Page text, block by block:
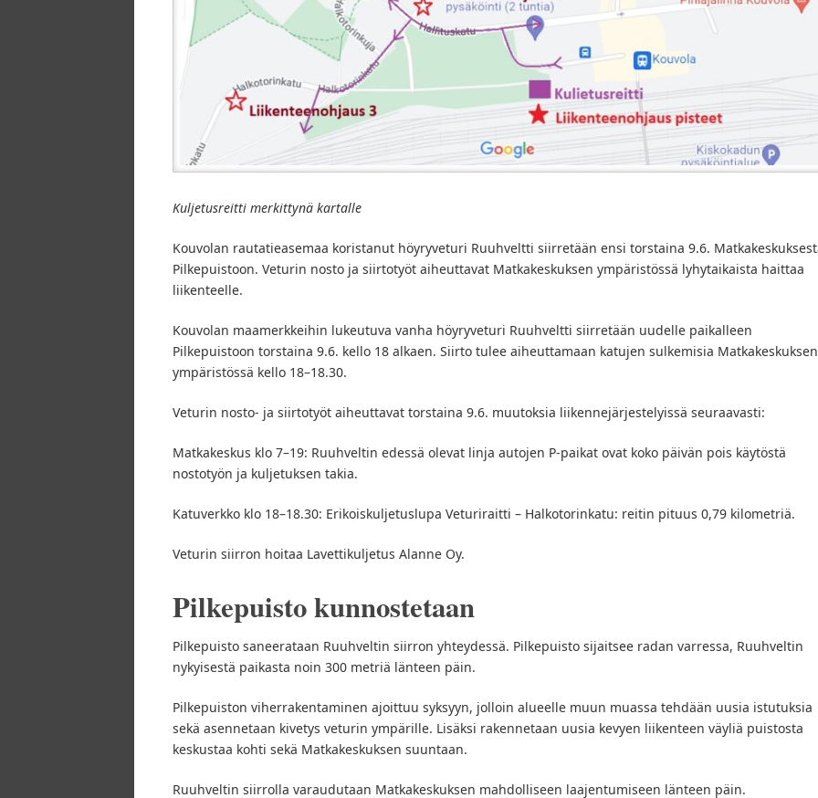
Kuljetusreitti merkittynä kartalle
Kouvolan rautatieasemaa koristanut höyryveturi Ruuhveltti siirretään ensi torstaina 9.6.
Pilkepuistoon. Veturin nosto ja siirtotyöt aiheuttavat Matkakeskuksen ympäristössä lyhytaikaista haittaa
liikenteelle.
Kouvolan maamerkkeihin lukeutuva vanha höyryveturi Ruuhveltti siirretään uudelle paikalleen
Pilkepuistoon torstaina 9.6. kello 18 alkaen. Siirto tulee aiheuttamaan katujen sulkemisia Matkakeskuksen
ympäristössä kello 18–18.30.
Veturin nosto- ja siirtotyöt aiheuttavat torstaina 9.6. muutoksia liikennejärjestelyissä seuraavasti:
Matkakeskus klo 7–19: Ruuhveltin edessä olevat linja autojen P-paikat ovat koko päivän pois käytöstä
nostotyön ja kuljetuksen takia.
Katuverkko klo 18–18.30: Erikoiskuljetuslupa Veturiraitti – Halkotorinkatu: reitin pituus 0,79 kilometriä.
Veturin siirron hoitaa Lavettikuljetus Alanne Oy.
Pilkepuisto kunnostetaan
Pilkepuisto saneerataan Ruuhveltin siirron yhteydessä. Pilkepuisto sijaitsee radan varressa, Ruuhveltin
nykyisestä paikasta noin 300 metriä länteen päin.
Pilkepuiston viherrakentaminen ajoittuu syksyyn, jolloin alueelle muun muassa tehdään uusia istutuksia
sekä asennetaan kivetys veturin ympärille. Lisäksi rakennetaan uusia kevyen liikenteen väyliä puistosta
keskustaa kohti sekä Matkakeskuksen suuntaan.
Ruuhveltin siirrolla varaudutaan Matkakeskuksen mahdolliseen laajentumiseen länteen päin.